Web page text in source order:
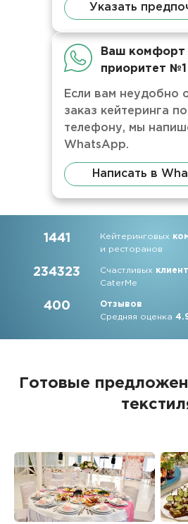
Указать
Ваш
приоритет №1
Если вам неудобно
заказ кейтеринга по
телефону, мы
WhatsApp.
Написать в
1441 Кейтеринговых
и ресторанов
234323 Счастливых
CaterMe
400
Отзывов
Средняя оценка
Готовые